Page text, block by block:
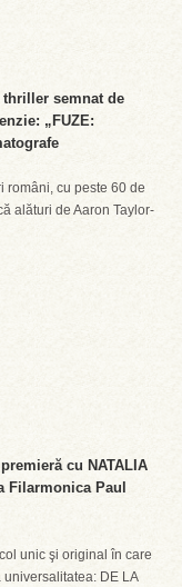
semnat de
„FUZE:
români, cu peste 60 de
alături de Aaron Taylor-
cu NATALIA
Filarmonica Paul
unic şi original în care
DE LA